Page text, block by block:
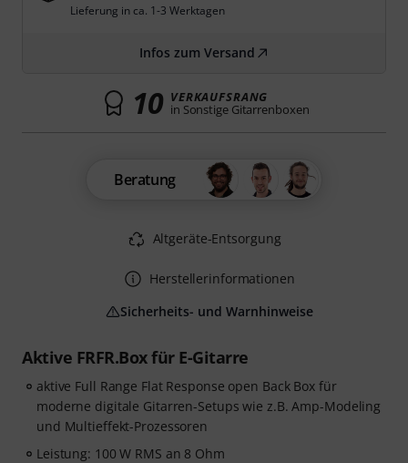
Aktive FRFR.Box für E-Gitarre
aktive Full Range Flat Response open Back Box für
moderne digitale Gitarren-Setups wie z.B. Amp-Modeling
und Multieffekt-Prozessoren
Leistung: 100 W RMS an 8 Ohm
Lieferung in ca. 1-3 Werktagen
Infos zum Versand
10 VERKAUFSRANG
in Sonstige Gitarrenboxen
Beratung
Altgeräte-Entsorgung
Herstellerinformationen
Sicherheits- und Warnhinweise